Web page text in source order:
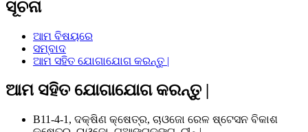
ସୂଚନା
ଆମ ବିଷୟରେ
ସମ୍ବାଦ
ଆମ ସହିତ ଯୋଗାଯୋଗ କରନ୍ତୁ |
ଆମ ସହିତ ଯୋଗାଯୋଗ କରନ୍ତୁ |
B11-4-1, ଦକ୍ଷିଣ କ୍ଷେତ୍ର, ଚାଓଜୋ ରେଳ ଷ୍ଟେସନ ବିକାଶ